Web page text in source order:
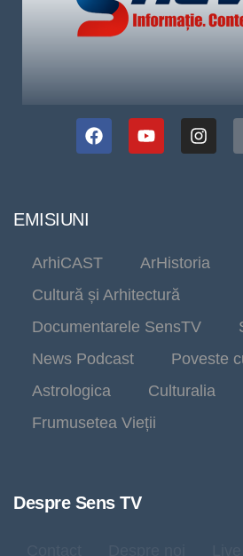
EMISIUNI
ArhiCAST
ArHistoria
Cultură și Arhitectură
Documentarele SensTV
News Podcast
Poveste
Astrologica
Culturalia
Frumusetea Vieții
Despre Sens TV